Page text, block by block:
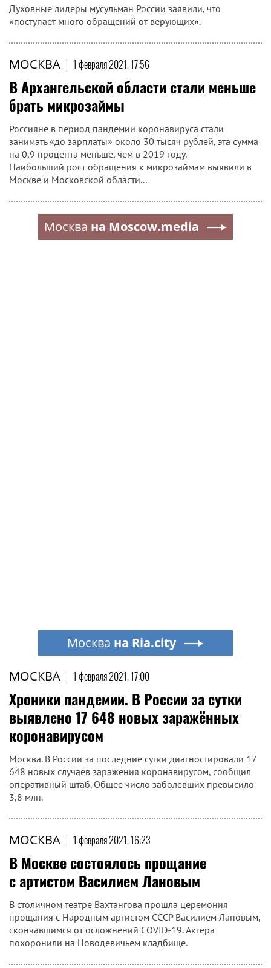
Духовные лидеры мусульман России заявили, что
«поступает много обращений от верующих».
МОСКВА | 1 февраля 2021, 17:56
В Архангельской области стали меньше
брать микрозаймы
Россияне в период пандемии коронавируса стали
занимать «до зарплаты» около 30 тысяч рублей, эта сумма
на 0,9 процента меньше, чем в 2019 году.
Наибольший рост обращения к микрозаймам выявили в
Москве и Московской области...
МОСКВА | 1 февраля 2021, 17:00
Хроники пандемии. В России за сутки
выявлено 17 648 новых заражённых
коронавирусом
Москва. В России за последние сутки диагностировали 17
648 новых случаев заражения коронавирусом, сообщил
оперативный штаб. Общее число заболевших превысило
3,8 млн.
МОСКВА | 1 февраля 2021, 16:23
В Москве состоялось прощание
с артистом Василием Лановым
В столичном театре Вахтангова прошла церемония
прощания с Народным артистом СССР Василием Лановым,
скончавшимся от осложнений COVID-19. Актера
похоронили на Новодевичьем кладбище.
Москва на Moscow.media
Москва на Ria.city